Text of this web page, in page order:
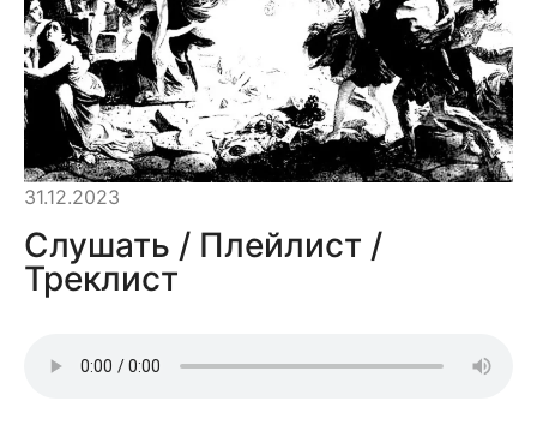
31.12.2023
Слушать / Плейлист /
Треклист